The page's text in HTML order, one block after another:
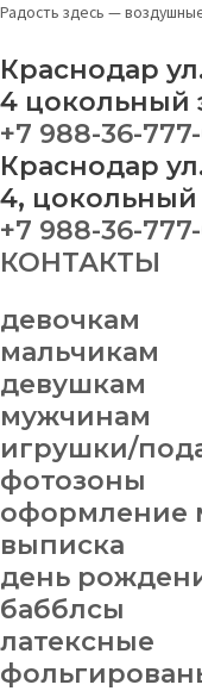
Перейти
содержимому
Радость здесь —
Краснодар
4 цокольный
+7 988-36-
Краснодар
4, цокольный
+7 988-36-
КОНТАКТЫ
девочкам
мальчикам
девушкам
мужчинам
игрушки/
фотозоны
оформление
выписка
день
бабблсы
латексные
Букет
quantity